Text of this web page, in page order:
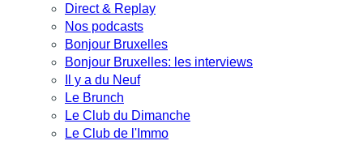
Direct & Replay
Nos podcasts
Bonjour Bruxelles
Bonjour Bruxelles: les interviews
Il y a du Neuf
Le Brunch
Le Club du Dimanche
Le Club de l'Immo